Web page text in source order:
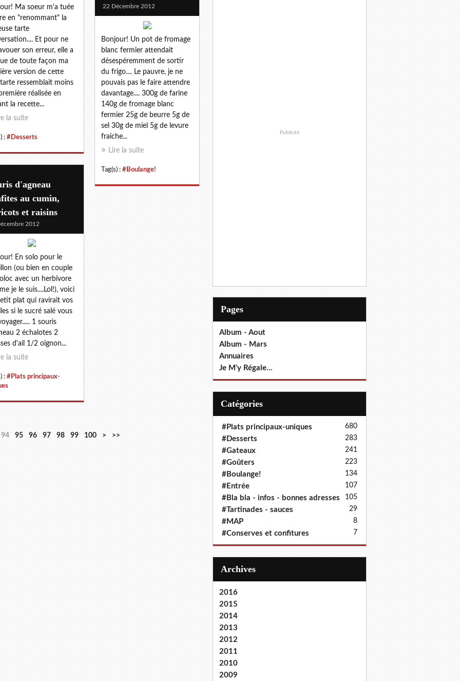
Ma soeur m'a tuée
en "renommant" la
tarte
Et pour ne
son erreur, elle a
de toute façon ma
version de cette
ressemblait moins
réalisée en
la recette...
la suite
: #Desserts
22 Décembre 2012
Bonjour! Un pot de fromage
blanc fermier attendait
désespéremment de sortir
du frigo.... Le pauvre, je ne
pouvais pas le faire attendre
davantage.... 300g de farine
140g de fromage blanc
fermier 25g de beurre 5g de
sel 30g de miel 5g de levure
fraiche...
Lire la suite
Tag(s) : #Boulange!
d'agneau
au cumin,
et raisins
2012
En solo pour le
(ou bien en couple
avec un herbivore
je le suis....Lol!), voici
plat qui ravirait vos
si le sucré salé vous
1 souris
2 échalotes 2
d'ail 1/2 oignon...
la suite
: #Plats principaux-
94 95 96 97 98 99 100
2
> >>
Publicité
Pages
Album - Aout
Album - Mars
Annuaires
Je M'y Régale...
Catégories
#Plats principaux-uniques 680
#Desserts 283
#Gateaux 241
#Goûters 223
#Boulange! 134
#Entrée 107
#Bla bla - infos - bonnes adresses 105
#Tartinades - sauces 29
#MAP 8
#Conserves et confitures 7
Archives
2016
2015
2014
2013
2012
2011
2010
2009